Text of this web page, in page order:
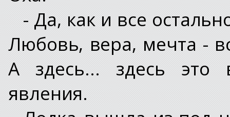
- Да, как и все
Любовь, вера, мечта -
А здесь... здесь это
явления.